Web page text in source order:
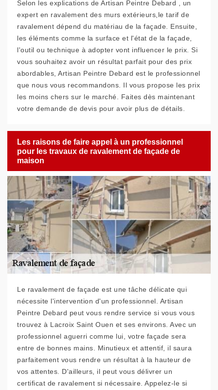
Selon les explications de Artisan Peintre Debard , un
expert en ravalement des murs extérieurs,le tarif de
ravalement dépend du matériau de la façade. Ensuite,
les éléments comme la surface et l'état de la façade,
l'outil ou technique à adopter vont influencer le prix. Si
vous souhaitez avoir un résultat parfait pour des prix
abordables, Artisan Peintre Debard est le professionnel
que nous vous recommandons. Il vous propose les prix
les moins chers sur le marché. Faites dès maintenant
votre demande de devis pour avoir plus de détails.
Les raisons de faire appel à un professionnel
pour les travaux de ravalement de façade de
maison
Le ravalement de façade est une tâche délicate qui
nécessite l'intervention d'un professionnel. Artisan
Peintre Debard peut vous rendre service si vous vous
trouvez à Lacroix Saint Ouen et ses environs. Avec un
professionnel aguerri comme lui, votre façade sera
entre de bonnes mains. Minutieux et attentif, il saura
parfaitement vous rendre un résultat à la hauteur de
vos attentes. D'ailleurs, il peut vous délivrer un
certificat de ravalement si nécessaire. Appelez-le si